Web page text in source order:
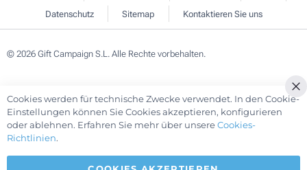
Datenschutz
Sitemap Kontaktieren Sie uns
© 2026 Gift Campaign S.L. Alle Rechte vorbehalten.
Cookies werden für technische Zwecke verwendet. In den Cookie-
Einstellungen können Sie Cookies akzeptieren, konfigurieren
oder ablehnen. Erfahren Sie mehr über unsereCookies-
Richtlinien.